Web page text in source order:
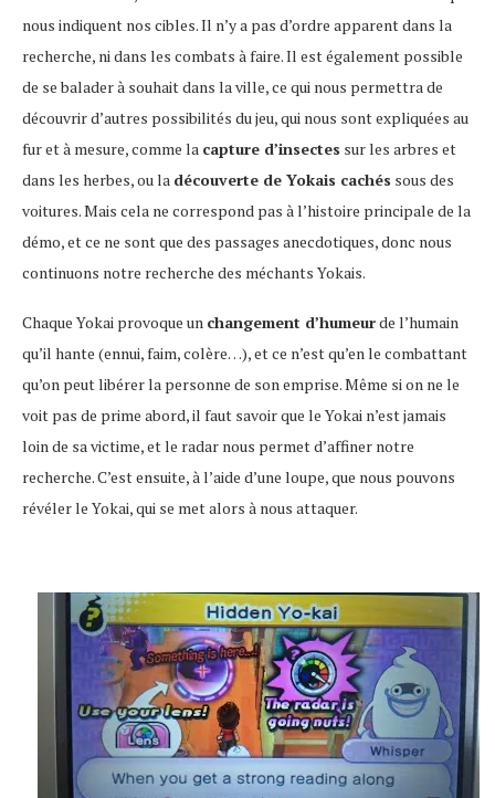
nous indiquent nos cibles. Il n’y a pas d’ordre apparent dans la
recherche, ni dans les combats à faire. Il est également possible
de se balader à souhait dans la ville, ce qui nous permettra de
découvrir d’autres possibilités du jeu, qui nous sont expliquées au
fur et à mesure, comme la capture d’insectes sur les arbres et
dans les herbes, ou la découverte de Yokais cachés sous des
voitures. Mais cela ne correspond pas à l’histoire principale de la
démo, et ce ne sont que des passages anecdotiques, donc nous
continuons notre recherche des méchants Yokais.
Chaque Yokai provoque un changement d’humeurde l’humain
qu’il hante (ennui, faim, colère…), et ce n’est qu’en le combattant
qu’on peut libérer la personne de son emprise. Même si on ne le
voit pas de prime abord, il faut savoir que le Yokai n’est jamais
loin de sa victime, et le radar nous permet d’affiner notre
recherche. C’est ensuite, à l’aide d’une loupe, que nous pouvons
révéler le Yokai, qui se met alors à nous attaquer.